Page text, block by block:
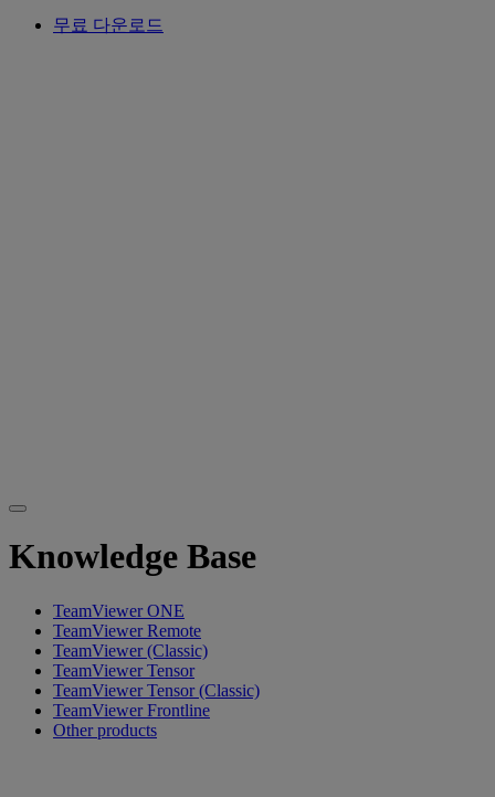
무료 다운로드
Knowledge Base
TeamViewer ONE
TeamViewer Remote
TeamViewer (Classic)
TeamViewer Tensor
TeamViewer Tensor (Classic)
TeamViewer Frontline
Other products